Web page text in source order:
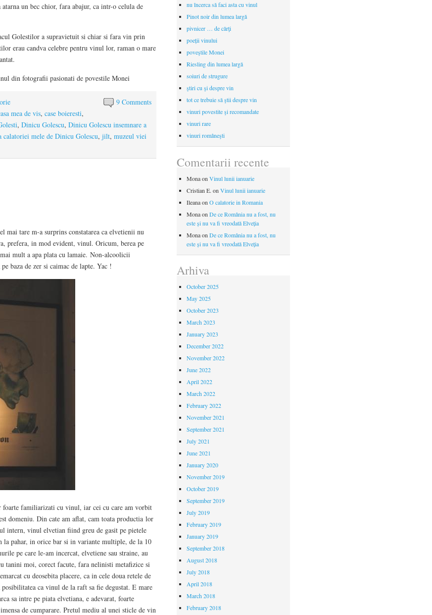
un bec chior, fara abajur, ca intr-o celula de
Golestilor a supravietuit si chiar si fara vin prin
erau candva celebre pentru vinul lor, raman o mare
din fotografii pasionati de povestile Monei
9 Comments
mea de vis, case boieresti,
, Dinicu Golescu, Dinicu Golescu insemnare a
calatoriei mele de Dinicu Golescu, jilt, muzeul viei
mai tare m-a surprins constatarea ca elvetienii nu
prefera, in mod evident, vinul. Oricum, berea pe
mult a apa plata cu lamaie. Non-alcoolicii
baza de zer si caimac de lapte. Yac !
familiarizati cu vinul, iar cei cu care am vorbit
domeniu. Din cate am aflat, cam toata productia lor
intern, vinul elvetian fiind greu de gasit pe pietele
la pahar, in orice bar si in variante multiple, de la 10
pe care le-am incercat, elvetiene sau straine, au
tanini moi, corect facute, fara nelinisti metafizice si
cu deosebita placere, ca in cele doua retele de
ca vinul de la raft sa fie degustat. E mare
sa intre pe piata elvetiana, e adevarat, foarte
de cumparare. Pretul mediu al unei sticle de vin
nu încerca să faci asta cu vinul
Pinot noir din lumea largă
pivnicer … de cărţi
poeții vinului
poveştile Monei
Riesling din lumea largă
soiuri de strugure
ştiri cu şi despre vin
tot ce trebuie să ştii despre vin
vinuri povestite şi recomandate
vinuri rare
vinuri româneşti
Comentarii recente
Monaon Vinul lunii ianuarie
Cristian E. on Vinul lunii ianuarie
Ileanaon O calatorie in Romania
Monaon De ce România nu a fost, nu
este și nu va fi vreodată Elveția
Monaon De ce România nu a fost, nu
este și nu va fi vreodată Elveția
Arhiva
October 2025
May 2025
October 2023
March 2023
January 2023
December 2022
November 2022
June 2022
April 2022
March 2022
February 2022
November 2021
September 2021
July 2021
June 2021
January 2020
November 2019
October 2019
September 2019
July 2019
February 2019
January 2019
September 2018
August 2018
July 2018
April 2018
March 2018
February 2018